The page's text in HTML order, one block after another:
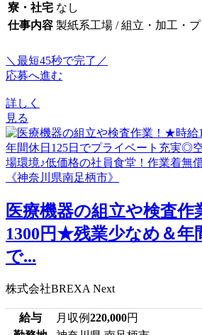
寮・社宅 なし
仕事内容 製紙系工場 / 組立・加工・
＼最短45秒で完了／
応募へ進む
詳しく
見る
医療機器の組立や検査
1300円★残業少なめ＆年
で...
株式会社BREXA Next
給与 月収例220,000円